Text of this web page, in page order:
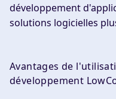
développement
solutions logicielles
Avantages de
développement